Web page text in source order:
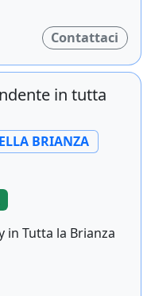
Contattaci
in tutta
BRIANZA
in Tutta la Brianza